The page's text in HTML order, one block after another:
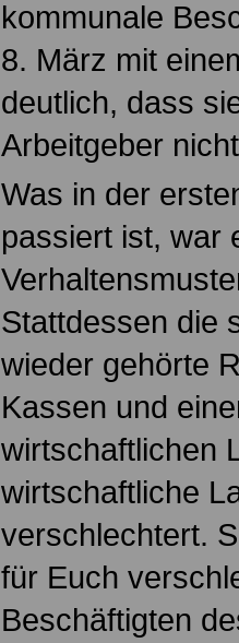
kommunale
8. März mit
deutlich, dass
Arbeitgeber
Was in der
passiert ist, war
Stattdessen die
wieder gehörte
Kassen und
wirtschaftlichen
wirtschaftliche
verschlechtert.
für Euch
Beschäftigten